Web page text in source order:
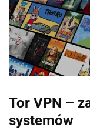
Tor VPN –
systemów